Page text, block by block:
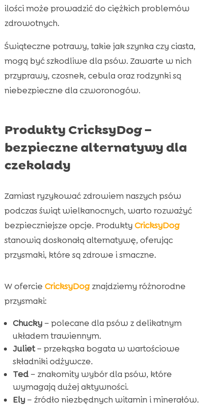
ilości może prowadzić do ciężkich problemów
zdrowotnych.
Świąteczne potrawy, takie jak szynka czy ciasta,
mogą być szkodliwe dla psów. Zawarte w nich
przyprawy, czosnek, cebula oraz rodzynki są
niebezpieczne dla czworonogów.
Produkty CricksyDog –
bezpieczne alternatywy dla
czekolady
Zamiast ryzykować zdrowiem naszych psów
podczas świąt wielkanocnych, warto rozważyć
bezpieczniejsze opcje. Produkty CricksyDog
stanowią doskonałą alternatywę, oferując
przysmaki, które są zdrowe i smaczne.
W ofercie CricksyDogznajdziemy różnorodne
przysmaki:
Chucky– polecane dla psów z delikatnym
układem trawiennym.
Juliet– przekąska bogata w wartościowe
składniki odżywcze.
Ted– znakomity wybór dla psów, które
wymagają dużej aktywności.
Ely– źródło niezbędnych witamin i minerałów.